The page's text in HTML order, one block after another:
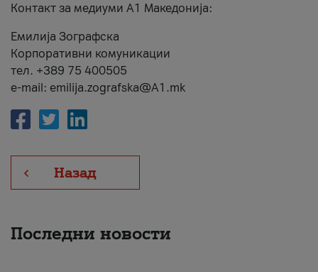
Контакт за медиуми А1 Македонија:
Емилија Зографска
Корпоративни комуникации
тел. +389 75 400505
e-mail: emilija.zografska@A1.mk
Назад
Последни новости